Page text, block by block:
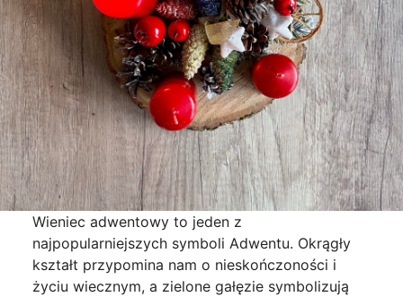
Wieniec adwentowy to jeden z
najpopularniejszych symboli Adwentu. Okrągły
kształt przypomina nam o nieskończoności i
życiu wiecznym, a zielone gałęzie symbolizują